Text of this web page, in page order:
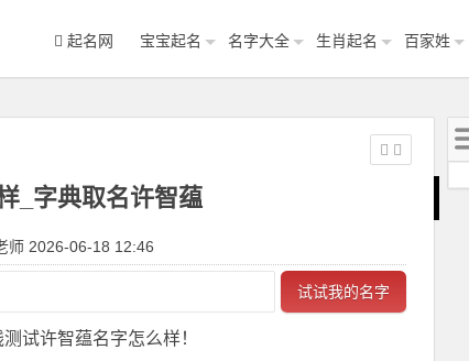
起名网 宝宝起名 名字大全 生肖起名 百家姓
_字典取名许智蕴
师 2026-06-18 12:46
试试我的名字
试许智蕴名字怎么样！